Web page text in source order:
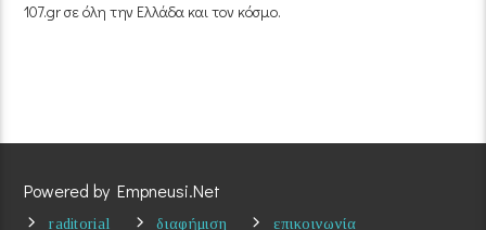
107.gr σε όλη την Ελλάδα και τον κόσμο.
Powered by Empneusi.Net
raditorial διαφήμιση επικοινωνία